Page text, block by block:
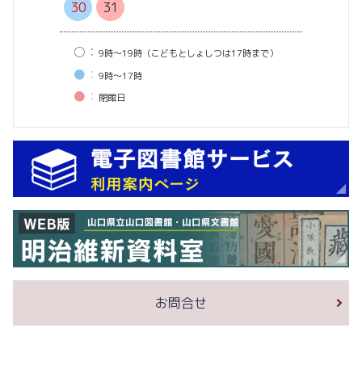
30
31
○： 9時〜19時（こどもとしょしつは17時まで）
●： 9時〜17時
●： 閉館⽇
お問合せ